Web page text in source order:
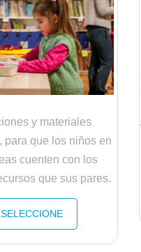
y materiales
para que los niños en
cuenten con los
que sus pares.
SELECCIONE